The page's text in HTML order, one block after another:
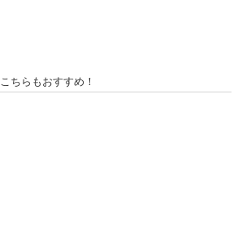
こちらもおすすめ！